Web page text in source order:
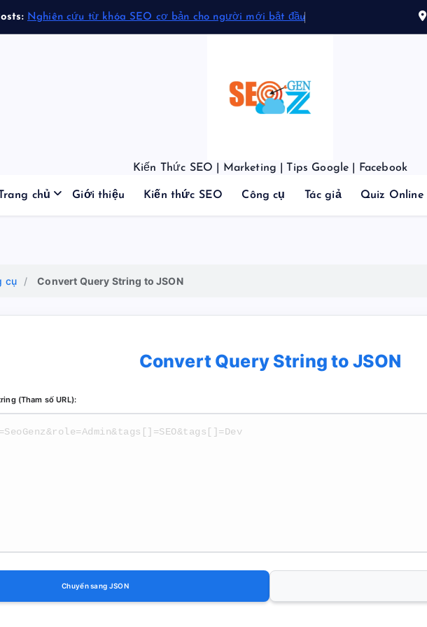
Nghiên cứu từ khóa SEO cơ bản cho người mới bắt đầu
Kiến Thức SEO | Marketing | Tips Google | Facebook
chủ Giới thiệu Kiến thức SEO Công cụ Tác giả Quiz Online
cụ / Convert Query String to JSON
Convert Query String to JSON
(Tham số URL):
Chuyển sang JSON